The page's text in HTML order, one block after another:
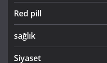
Red pill
sağlık
Siyaset